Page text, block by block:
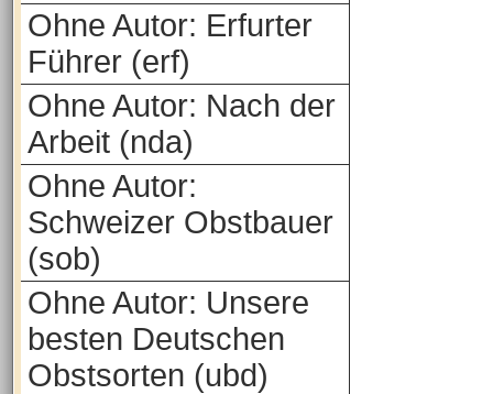
Ohne Autor: Erfurter
Führer (erf)
Ohne Autor: Nach der
Arbeit (nda)
Ohne Autor:
Schweizer Obstbauer
(sob)
Ohne Autor: Unsere
besten Deutschen
Obstsorten (ubd)